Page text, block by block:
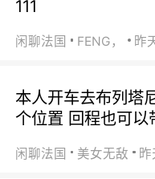
111
闲聊法国 FENG， 昨
本人开车去布列塔
个位置 回程也可以
闲聊法国 美女无敌